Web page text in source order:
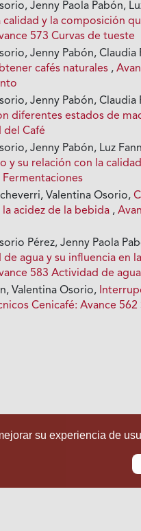
Jenny Paola Pabón,
calidad y la composición
573 Curvas de tueste
Jenny Pabón, Claudia
cafés naturales ,
Jenny Pabón,
diferentes estados de
del Café
Jenny Pabón, Luz
y su relación con la
Fermentaciones
Valentina Osorio,
acidez de la bebida ,
Pérez, Jenny Paola
de agua y su influencia en
583 Actividad de agua
Valentina Osorio,
Cenicafé: Avance
su experiencia de